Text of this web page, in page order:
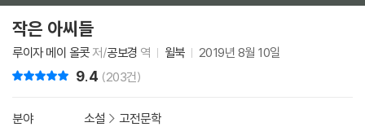
작은 아씨들
루이자 메이 올콧저/공보경 역 윌북 2019년 8월 10일
9.4 (203건)
분야 소설 > 고전문학